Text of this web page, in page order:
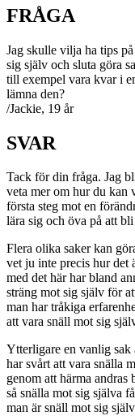
FRÅGA
Jag skulle vilja ha tips
sig själv och sluta göra
till exempel vara kvar i
lämna den?
/Jackie, 19 år
SVAR
Tack för din fråga. Jag
veta mer om hur du kan
första steg mot en
lära sig och öva på att
Flera olika saker kan
vet ju inte precis hur det
med det här har bland
sträng mot sig själv för
man har tråkiga
att vara snäll mot sig
Ytterligare en vanlig sak
har svårt att vara snälla
genom att härma andras
så snälla mot sig själva
man är snäll mot sig